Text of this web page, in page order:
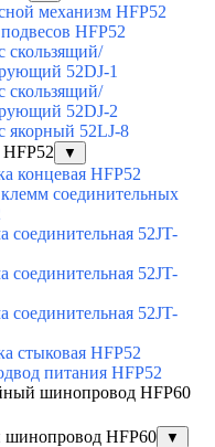
механизм HFP52
HFP52
скользящий/
52DJ-1
скользящий/
52DJ-2
якорный 52LJ-8
▼
концевая HFP52
соединительных
соединительная 52JT-
соединительная 52JT-
соединительная 52JT-
стыковая HFP52
питания HFP52
шинопровод HFP60
HFP60 ▼